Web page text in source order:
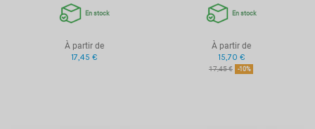
En stock
À partir de
17,45 €
En stock
À partir de
15,70 €
17,45 € -10%